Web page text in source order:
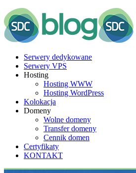
Serwery dedykowane
Serwery VPS
Hosting
Hosting WWW
Hosting WordPress
Kolokacja
Domeny
Wolne domeny
Transfer domeny
Cennik domen
Certyfikaty
KONTAKT